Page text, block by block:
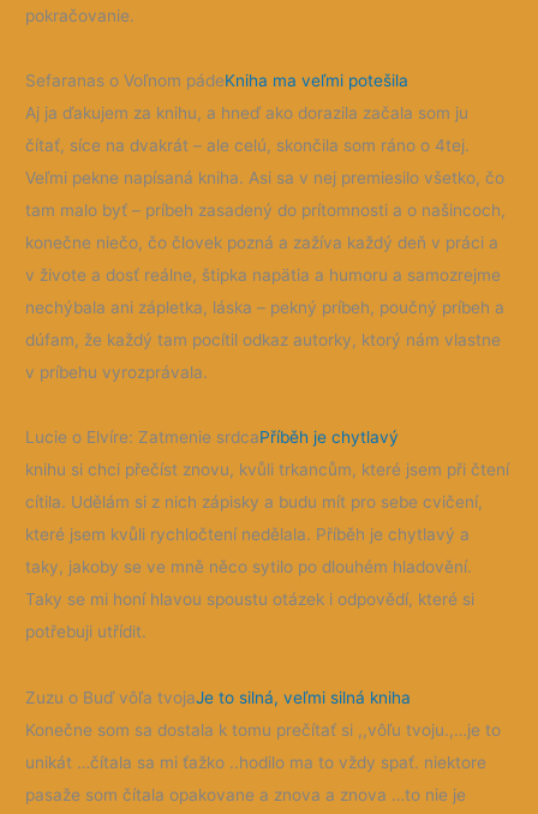
pokračovanie.
Sefaranas o Voľnom pádeKniha ma veľmi potešila
Aj ja ďakujem za knihu, a hneď ako dorazila začala som ju
čítať, síce na dvakrát – ale celú, skončila som ráno o 4tej.
Veľmi pekne napísaná kniha. Asi sa v nej premiesilo všetko, čo
tam malo byť – príbeh zasadený do prítomnosti a o našincoch,
konečne niečo, čo človek pozná a zažíva každý deň v práci a
v živote a dosť reálne, štipka napätia a humoru a samozrejme
nechýbala ani zápletka, láska – pekný príbeh, poučný príbeh a
dúfam, že každý tam pocítil odkaz autorky, ktorý nám vlastne
v príbehu vyrozprávala.
Lucie o Elvíre: Zatmenie srdcaPříběh je chytlavý
knihu si chci přečíst znovu, kvůli trkancům, které jsem při čtení
cítila. Udělám si z nich zápisky a budu mít pro sebe cvičení,
které jsem kvůli rychločtení nedělala. Příběh je chytlavý a
taky, jakoby se ve mně něco sytilo po dlouhém hladovění.
Taky se mi honí hlavou spoustu otázek i odpovědí, které si
potřebuji utřídit.
Zuzu o Buď vôľa tvojaJe to silná, veľmi silná kniha
Konečne som sa dostala k tomu prečítať si ,,vôľu tvoju.,…je to
unikát …čítala sa mi ťažko ..hodilo ma to vždy spať. niektore
pasaže som čítala opakovane a znova a znova …to nie je